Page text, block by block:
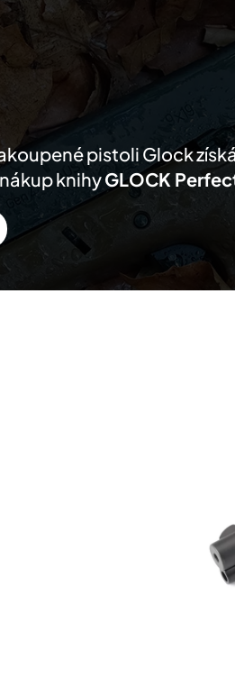
PRODUKTY PRODEJCI
pistoli Glock
knihyGLOCK